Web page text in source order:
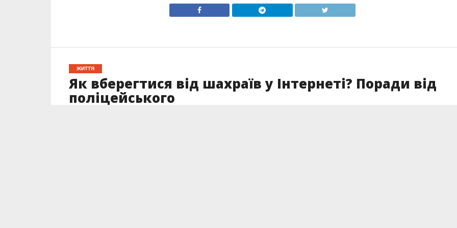
ЖИТТЯ
Як вберегтися від шахраїв у Інтернеті? Поради від
поліцейського